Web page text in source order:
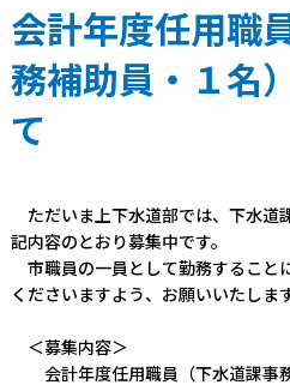
会計年度任用職
務補助員・１名
て
ただいま上下水道部では、下水道
記内容のとおり募集中です。
市職員の一員として勤務すること
くださいますよう、お願いいたします
＜募集内容＞
会計年度任用職員（下水道課事務